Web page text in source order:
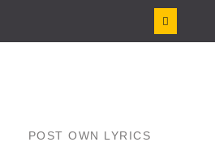
POST OWN LYRICS